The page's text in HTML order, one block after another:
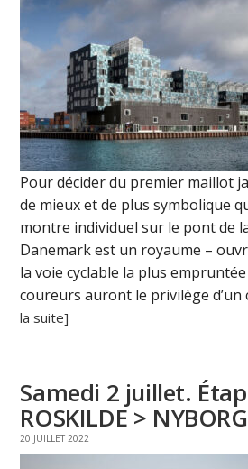
Pour décider du premier maillot
de mieux et de plus symbolique
montre individuel sur le pont de
Danemark est un royaume –
la voie cyclable la plus
coureurs auront le privilège d’un
la suite]
Samedi 2 juillet.
ROSKILDE >
20 JUILLET 2022